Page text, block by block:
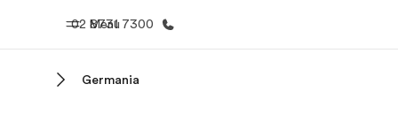
Menu
02 8731 7300
Germania